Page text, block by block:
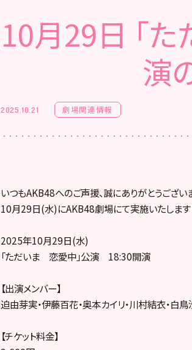
10月29日 「
演
2025.10.21 劇場関連情報
いつもAKB48へのご声援、誠にありがとうござい
10月29日(水)にAKB48劇場にて実施いたします
2025年10月29日(水)
「ただいま 恋愛中」公演 18:30開演
【出演メンバー】
迫由芽実・伊藤百花・奥本カイリ・川村結衣・白
【チケット料金】